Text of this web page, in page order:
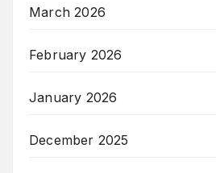
March 2026
February 2026
January 2026
December 2025